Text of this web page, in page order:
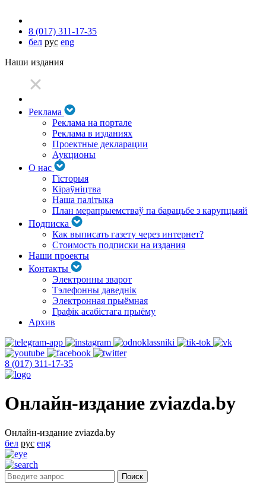
8 (017) 311-17-35
бел рус eng
Наши издания
Реклама
Реклама на портале
Реклама в изданиях
Проектные декларации
Аукционы
О нас
Гісторыя
Кіраўніцтва
Наша палітыка
План мерапрыемстваў па барацьбе з карупцыяй
Подписка
Как выписать газету через интернет?
Стоимость подписки на издания
Наши проекты
Контакты
Электронны зварот
Тэлефонны даведнік
Электронная прыёмная
Графік асабістага прыёму
Архив
8 (017) 311-17-35
Онлайн-издание zviazda.by
Онлайн-издание zviazda.by
бел рус eng